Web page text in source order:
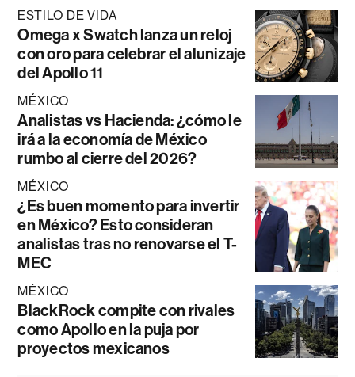
ESTILO DE VIDA
Omega x Swatch lanza un reloj
con oro para celebrar el alunizaje
del Apollo 11
MÉXICO
Analistas vs Hacienda: ¿cómo le
irá a la economía de México
rumbo al cierre del 2026?
MÉXICO
¿Es buen momento para invertir
en México? Esto consideran
analistas tras no renovarse el T-
MEC
MÉXICO
BlackRock compite con rivales
como Apollo en la puja por
proyectos mexicanos